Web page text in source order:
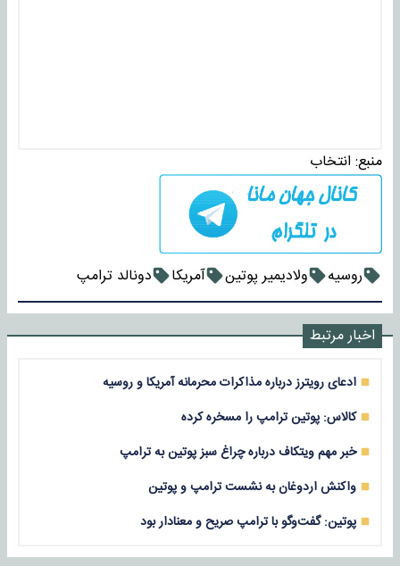
منبع: انتخاب
روسیه ولادیمیر پوتین آمریکا دونالد ترامپ
اخبار مرتبط
ادعای رویترز درباره مذاکرات محرمانه آمریکا و روسیه
کالاس: پوتین ترامپ را مسخره کرده
خبر مهم ویتکاف درباره چراغ سبز پوتین به ترامپ
واکنش اردوغان به نشست ترامپ و پوتین
پوتین: گفت‌وگو با ترامپ صریح و معنادار بود